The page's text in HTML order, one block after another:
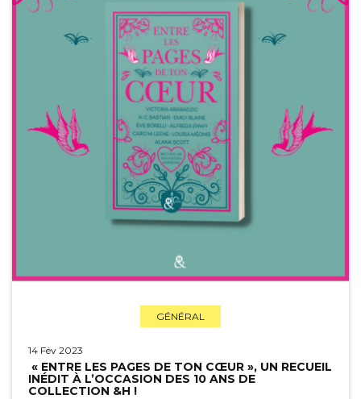
GÉNÉRAL
14 Fév 2023
« ENTRE LES PAGES DE TON CŒUR », UN RECUEIL
INÉDIT À L’OCCASION DES 10 ANS DE
COLLECTION &H !